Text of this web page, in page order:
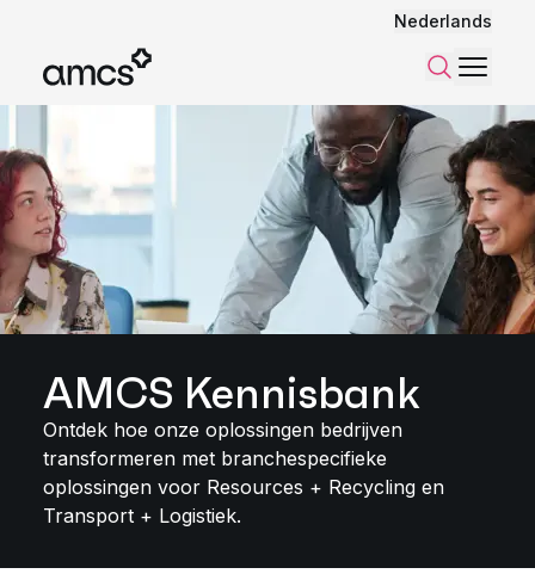
Nederlands
ZoekenMenu
AMCS Kennisbank
Ontdek hoe onze oplossingen bedrijven
transformeren met branchespecifieke
oplossingen voor Resources + Recycling en
Transport + Logistiek.